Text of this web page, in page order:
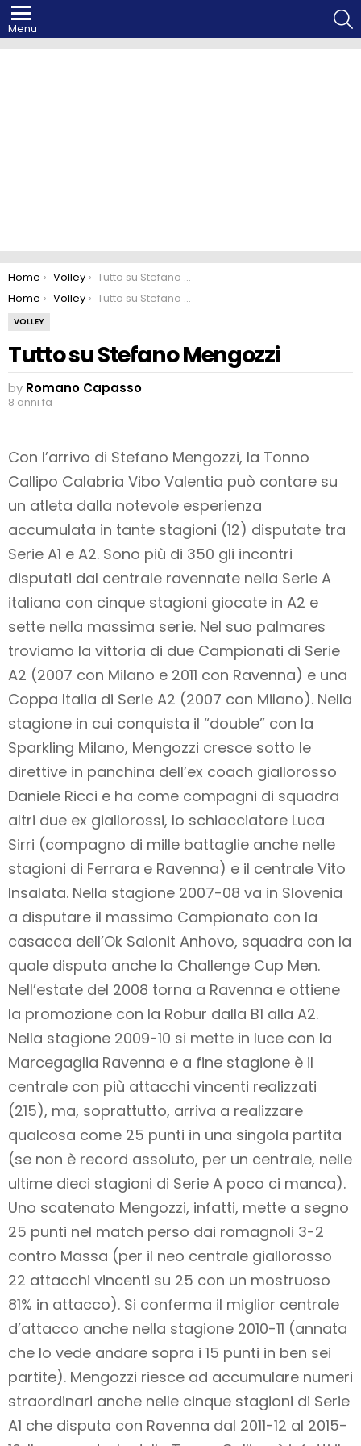
Menu
You are here:
Home Volley
Tutto su Stefano Mengozzi
You are here:
Home Volley Tutto su Stefano Mengozzi
VOLLEY
Tutto su Stefano Mengozzi
by Romano Capasso
8 anni fa
Con l’arrivo di Stefano Mengozzi, la Tonno
Callipo Calabria Vibo Valentia può contare su
un atleta dalla notevole esperienza
accumulata in tante stagioni (12) disputate tra
Serie A1 e A2. Sono più di 350 gli incontri
disputati dal centrale ravennate nella Serie A
italiana con cinque stagioni giocate in A2 e
sette nella massima serie. Nel suo palmares
troviamo la vittoria di due Campionati di Serie
A2 (2007 con Milano e 2011 con Ravenna) e una
Coppa Italia di Serie A2 (2007 con Milano). Nella
stagione in cui conquista il “double” con la
Sparkling Milano, Mengozzi cresce sotto le
direttive in panchina dell’ex coach giallorosso
Daniele Ricci e ha come compagni di squadra
altri due ex giallorossi, lo schiacciatore Luca
Sirri (compagno di mille battaglie anche nelle
stagioni di Ferrara e Ravenna) e il centrale Vito
Insalata. Nella stagione 2007-08 va in Slovenia
a disputare il massimo Campionato con la
casacca dell’Ok Salonit Anhovo, squadra con la
quale disputa anche la Challenge Cup Men.
Nell’estate del 2008 torna a Ravenna e ottiene
la promozione con la Robur dalla B1 alla A2.
Nella stagione 2009-10 si mette in luce con la
Marcegaglia Ravenna e a fine stagione è il
centrale con più attacchi vincenti realizzati
(215), ma, soprattutto, arriva a realizzare
qualcosa come 25 punti in una singola partita
(se non è record assoluto, per un centrale, nelle
ultime dieci stagioni di Serie A poco ci manca).
Uno scatenato Mengozzi, infatti, mette a segno
25 punti nel match perso dai romagnoli 3-2
contro Massa (per il neo centrale giallorosso
22 attacchi vincenti su 25 con un mostruoso
81% in attacco). Si conferma il miglior centrale
d’attacco anche nella stagione 2010-11 (annata
che lo vede andare sopra i 15 punti in ben sei
partite). Mengozzi riesce ad accumulare numeri
straordinari anche nelle cinque stagioni di Serie
A1 che disputa con Ravenna dal 2011-12 al 2015-